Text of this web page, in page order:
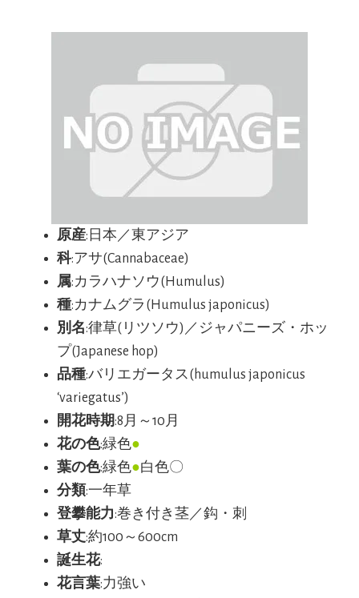
原産:日本／東アジア
科:アサ(Cannabaceae)
属:カラハナソウ(Humulus)
種:カナムグラ(Humulus japonicus)
別名:律草(リツソウ)／ジャパニーズ・ホッ
プ(Japanese hop)
品種:バリエガータス(humulus japonicus
‘variegatus’)
開花時期:8月～10月
花の色:緑色●
葉の色:緑色●白色〇
分類:一年草
登攀能力:巻き付き茎／鈎・刺
草丈:約100～600cm
誕生花:
花言葉:力強い